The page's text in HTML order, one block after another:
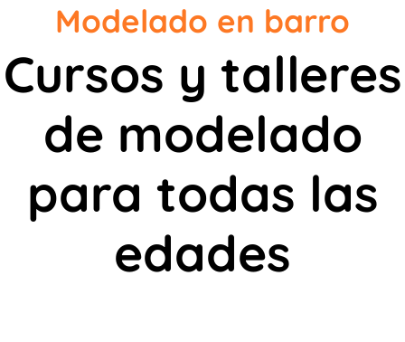
Modelado en barro
Cursos y talleres
de modelado
para todas las
edades